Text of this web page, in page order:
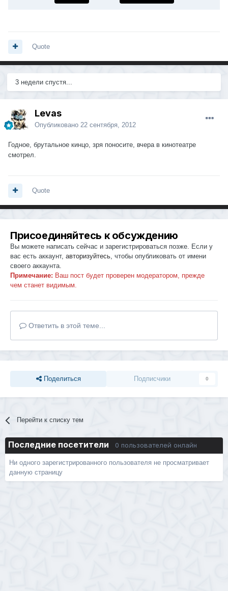
Quote
3 недели спустя...
Levas
Опубликовано 22 сентября, 2012
Годное, брутальное кинцо, зря поносите, вчера в кинотеатре
смотрел.
Quote
Присоединяйтесь к обсуждению
Вы можете написать сейчас и зарегистрироваться позже. Если у
вас есть аккаунт, авторизуйтесь, чтобы опубликовать от имени
своего аккаунта.
Примечание: Ваш пост будет проверен модератором, прежде
чем станет видимым.
Ответить в этой теме...
Поделиться Подписчики 0
Перейти к списку тем
Последние посетители 0 пользователей онлайн
Ни одного зарегистрированного пользователя не просматривает
данную страницу